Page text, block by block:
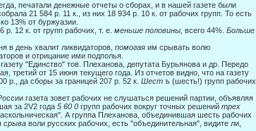
печатали денежные отчеты о сборах, и в нашей газете были
21 584 р. 11 к., из них 18 934 р. 10 к. от рабочих групп. То есть
13% от буржуазии.
12 к. от групп рабочих, т. е. меньше половины, всего 44%. Больше
в день хвалит ликвидаторов, помогая им срывать волю
и отрицание ими подполья.
"Единство" тов. Плеха­нова, депутата Бурьянова и др. Передо
третий от 15 июня текущего года. Из отчетов видно, что на газету
р., да сборы за границей 207 р. 52 к. Шест ъ (шесть!) групп рабочих
газета зовет рабочих не слушаться решений партии, объявляя
за 2V2 года 5 60 0 групп рабочих вокруг точных решений трех
А группа Плеханова, объеди­нившая шесть рабочих
срыва во­ли русских рабочих, есть "объединительная", видите ли,